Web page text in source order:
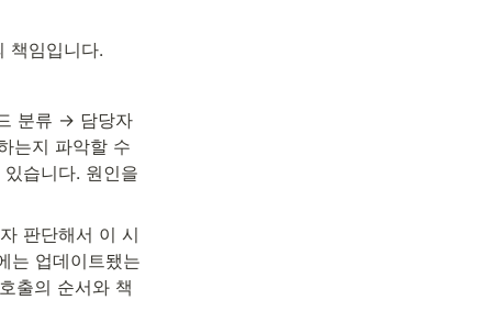
책임입니다.
분류 → 담당자
는지 파악할 수
습니다. 원인을
판단해서 이 시
는 업데이트됐는
출의 순서와 책